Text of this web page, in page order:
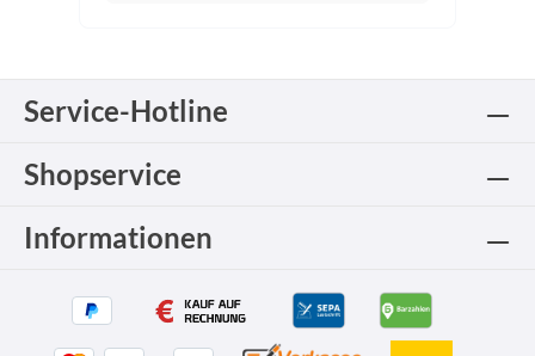
Service-Hotline
Shopservice
Informationen